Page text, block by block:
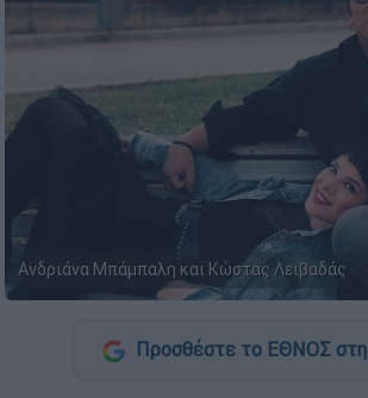
Ανδριάνα Μπάμπαλη και Κώστας Λειβαδάς
Προσθέστε το ΕΘΝΟΣ